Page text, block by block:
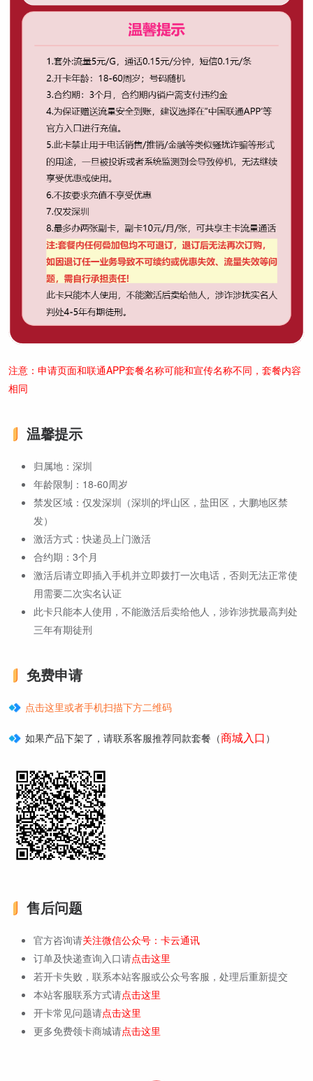
注意：申请页面和联通APP套餐名称可能和宣传名称不同，套餐内容
相同
温馨提示
归属地：深圳
年龄限制：18-60周岁
禁发区域：仅发深圳（深圳的坪山区，盐田区，大鹏地区禁
发）
激活方式：快递员上门激活
合约期：3个月
激活后请立即插入手机并立即拨打一次电话，否则无法正常使
用需要二次实名认证
此卡只能本人使用，不能激活后卖给他人，涉诈涉扰最高判处
三年有期徒刑
免费申请
点击这里或者手机扫描下方二维码
如果产品下架了，请联系客服推荐同款套餐（商城入口 ）
售后问题
官方咨询请关注微信公众号：卡云通讯
订单及快递查询入口请点击这里
若开卡失败，联系本站客服或公众号客服，处理后重新提交
本站客服联系方式请点击这里
开卡常见问题请点击这里
更多免费领卡商城请点击这里